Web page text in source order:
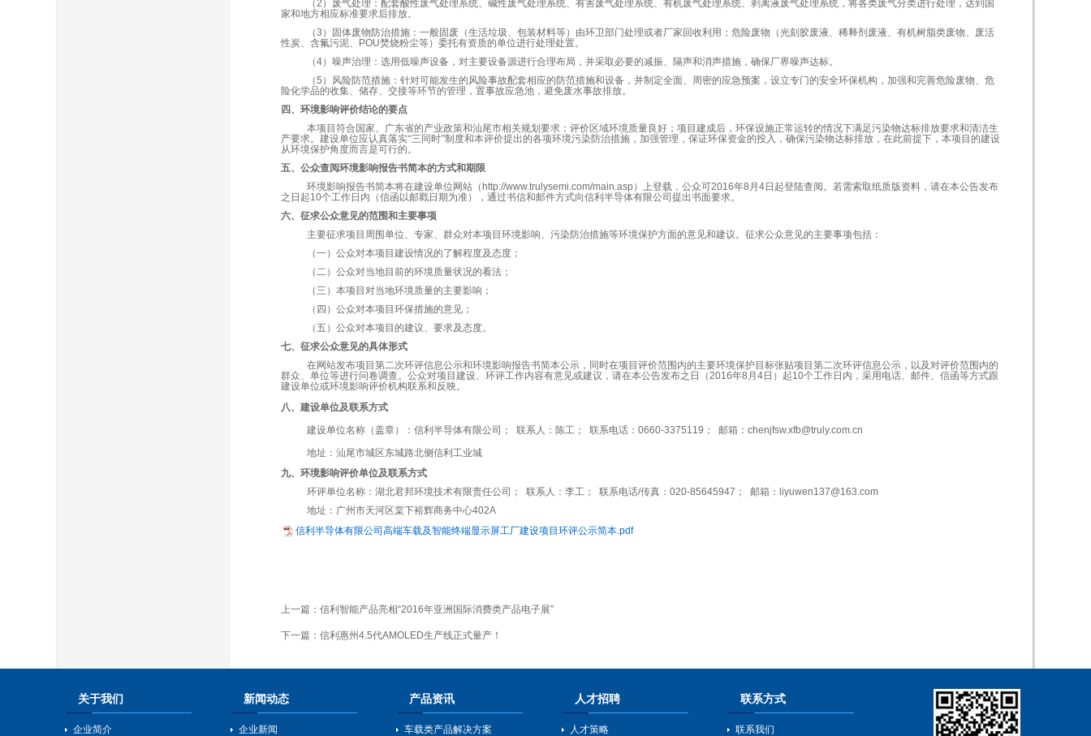
（2 ）废气处理： 配套酸性废气处理系统、 碱性废气处理系统、有害废气处理系统、有机废气处理系统、剥离液废气处理系统 ，将各类废气分类进行处理， 达到国
家和地方相应标准要求后排放。
（3 ）固体废物防治措施：一般固废（生活垃圾、包装材料等） 由环卫部门处理或者厂家回收利用；危险废物（光刻胶废液、稀释剂废液、有机树脂类废物、废活
性炭、含氟污泥、
POU焚烧粉尘等）委托有资质的单位进行处理处置。
（4）噪声治理：选用低噪声设备，对主要设备源进行合理布局，并采取必要的减振、隔声和消声措施，确保厂界噪声达标。
（5 ）风险防范措施：针对可能发生的风险事故配套相应的防范措施和设备，并制定全面、周密的应急预案，设立专门的安全环保机构，加强和完善危险废物、危
险化学品的收集、储存、交接等环节的管理， 置事故应急池，避免废水事故排放。
四、环境影响评价结论的要点
本项目符合国家、广东省的产业政策和汕尾市相关规划要求 ； 评价区域环境质量良好；项目建成后，环保设施正常运转的情况下满足污染物达标排放要求和清洁生
产要求。建设单位应认真落实“三同时”制度和本评价提出的各项环境污染防治措施，加强管理，保证环保资金的投入，确保污染物达标排放，在此前提下，本项目的建设
从环境保护角度而言是可行的。
五、公众查阅环境影响报告书简本的方式和期限
环境影响报告书简本将在建设单位网站（ http://www.trulysemi.com/main.asp ）上登载，公众可2016年8 月 4日起登陆查阅。若需索取纸质版资料，请在本公告发布
之日起10个工作日内（信函以邮戳日期为准），通过书信和邮件方式向信利半导体有限公司提出书面要求。
六、征求公众意见的范围和主要事项
主要征求项目周围单位、专家、群众对本项目环境影响、污染防治措施等环境保护方面的意见和建议。征求公众意见的主要事项包括：
（一）公众对本项目建设情况的了解程度及态度；
（二）公众对当地目前的环境质量状况的看法；
（三）本项目对当地环境质量的主要影响；
（四）公众对本项目环保措施的意见；
（五）公众对本项目的建议、要求及态度。
七、征求公众意见的具体形式
在网站发布项目第二次环评信息公示和环境影响报告书简本公示，同时在项目评价范围内的主要环境保护目标张贴项目第二次环评信息公示，以及对评价范围内的
群众、单位等进行问卷调查。 公众对项目建设、环评工作内容有意见或建议， 请在本公告发布之日（2016年8 月 4日）起10个工作日内，采用电话、邮件、信函等方式跟
建设单位或环境影响评价机构联系和反映。
八、建设单位及联系方式
建设单位名称（盖章）：信利半导体有限公司；
联系人：陈工； 联系电话： 0660-3375119 ； 邮箱： chenjfsw.xfb@truly.com.cn
地址：汕尾市城区东城路北侧信利工业城
九、环境影响评价单位及联系方式
环评单位名称：湖北君邦环境技术有限责任公司；
联系人：李工； 联系电话/传真： 020-85645947 ； 邮箱： liyuwen137@163.com
地址：广州市天河区棠下裕辉商务中心402A
信利半导体有限公司高端车载及智能终端显示屏工厂建设项目环评公示简本.pdf
上一篇： 信利智能产品亮相“2016年亚洲国际消费类产品电子展”
下一篇： 信利惠州4.5代AMOLED生产线正式量产！
关于我们
企业简介
新闻动态
企业新闻
产品资讯
车载类产品解决方案
人才招聘
人才策略
联系方式
联系我们